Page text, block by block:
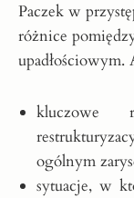
Paczek w
różnice
kluczowe
ogólnym
sytuacje, w